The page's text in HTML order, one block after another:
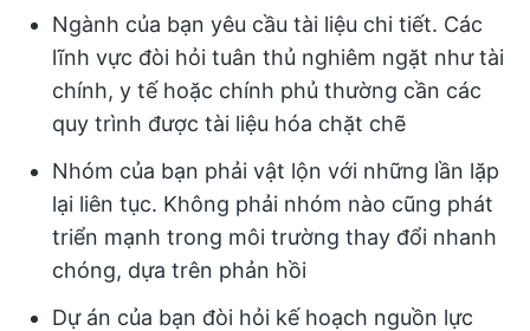
Ngành của bạn yêu cầu tài liệu chi tiết. Các
lĩnh vực đòi hỏi tuân thủ nghiêm ngặt như tài
chính, y tế hoặc chính phủ thường cần các
quy trình được tài liệu hóa chặt chẽ
Nhóm của bạn phải vật lộn với những lần lặp
lại liên tục. Không phải nhóm nào cũng phát
triển mạnh trong môi trường thay đổi nhanh
chóng, dựa trên phản hồi
Dự án của bạn đòi hỏi kế hoạch nguồn lực